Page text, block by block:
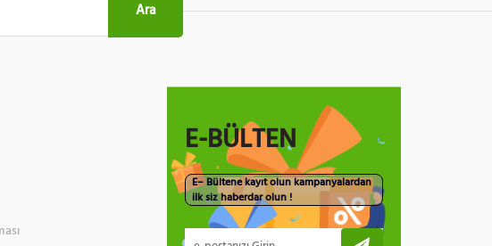
Ara
E-BÜLTEN
E– Bültene kayıt olun kampanyalardan
ilk siz haberdar olun !